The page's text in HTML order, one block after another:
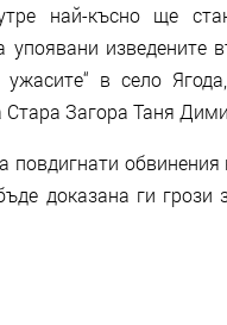
най-късно ще
упоявани изведените
в село
Стара Загора Таня
повдигнати
доказана ги грози